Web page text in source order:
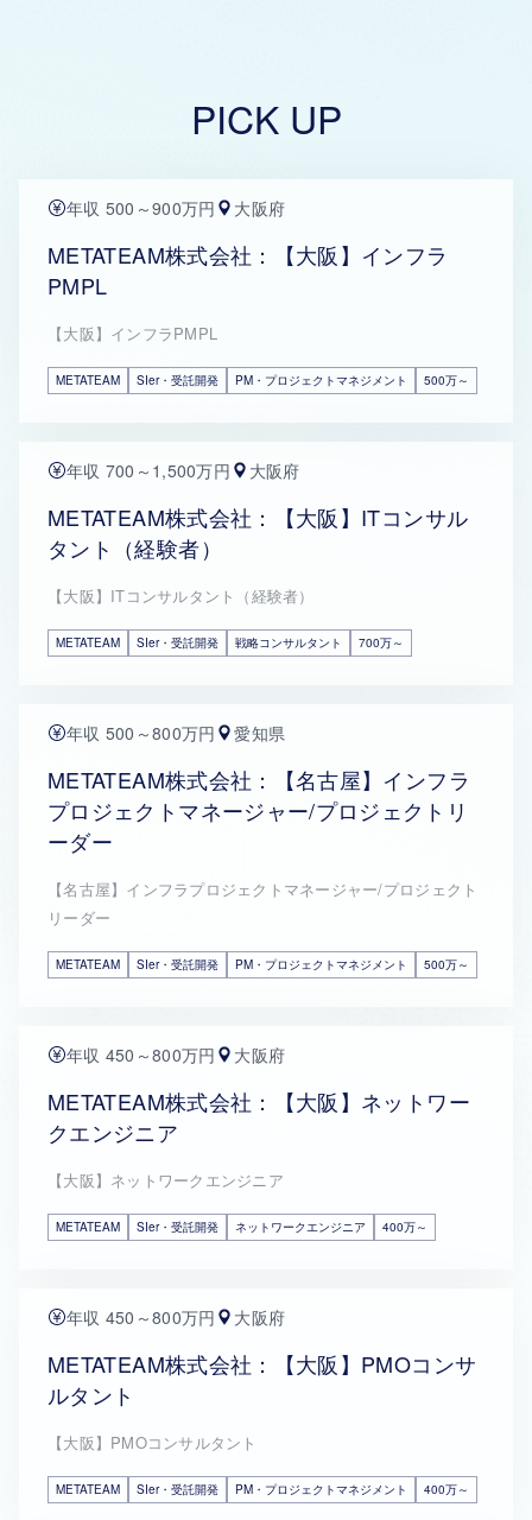
PICK UP
年収 500～900万円 大阪府
METATEAM株式会社：【大阪】インフラ
PMPL
【大阪】インフラPMPL
METATEAM SIer・受託開発 PM・プロジェクトマネジメント 500万～
年収 700～1,500万円 大阪府
METATEAM株式会社：【大阪】ITコンサル
タント（経験者）
【大阪】ITコンサルタント（経験者）
METATEAM SIer・受託開発 戦略コンサルタント 700万～
年収 500～800万円 愛知県
METATEAM株式会社：【名古屋】インフラ
プロジェクトマネージャー/プロジェクトリ
ーダー
【名古屋】インフラプロジェクトマネージャー/プロジェクト
リーダー
METATEAM SIer・受託開発 PM・プロジェクトマネジメント 500万～
年収 450～800万円 大阪府
METATEAM株式会社：【大阪】ネットワー
クエンジニア
【大阪】ネットワークエンジニア
METATEAM SIer・受託開発 ネットワークエンジニア 400万～
年収 450～800万円 大阪府
METATEAM株式会社：【大阪】PMOコンサ
ルタント
【大阪】PMOコンサルタント
METATEAM SIer・受託開発 PM・プロジェクトマネジメント 400万～